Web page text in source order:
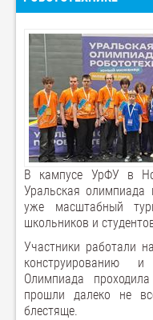
В кампусе УрФУ в
Уральская олимпиада
уже масштабный
школьников и
Участники работали
конструированию
Олимпиада
прошли далеко не
блестяще.